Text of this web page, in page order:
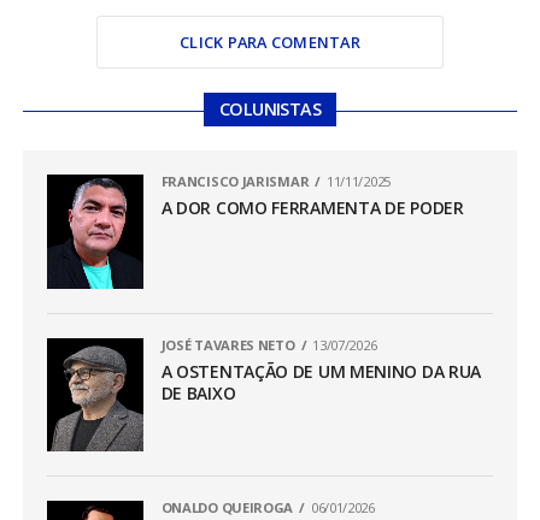
CLICK PARA COMENTAR
COLUNISTAS
FRANCISCO JARISMAR 11/11/2025
A DOR COMO FERRAMENTA DE PODER
JOSÉ TAVARES NETO 13/07/2026
A OSTENTAÇÃO DE UM MENINO DA RUA
DE BAIXO
ONALDO QUEIROGA 06/01/2026